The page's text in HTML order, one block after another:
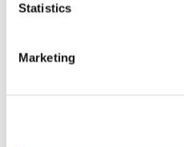
Statistics
Marketing